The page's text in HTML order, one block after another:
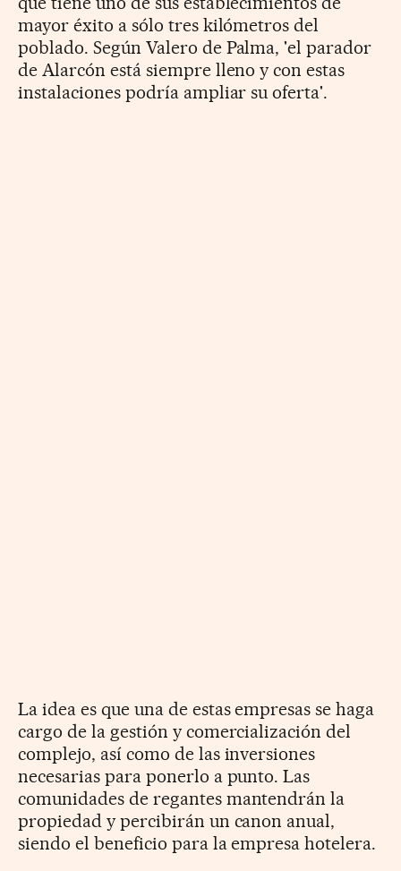
mayor éxito a sólo tres kilómetros del
poblado. Según Valero de Palma, 'el parador
de Alarcón está siempre lleno y con estas
instalaciones podría ampliar su oferta'.
La idea es que una de estas empresas se haga
cargo de la gestión y comercialización del
complejo, así como de las inversiones
necesarias para ponerlo a punto. Las
comunidades de regantes mantendrán la
propiedad y percibirán un canon anual,
siendo el beneficio para la empresa hotelera.